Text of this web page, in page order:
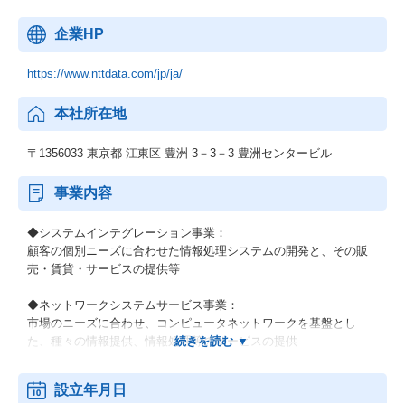
企業HP
https://www.nttdata.com/jp/ja/
本社所在地
〒1356033 東京都 江東区 豊洲 3－3－3 豊洲センタービル
事業内容
◆システムインテグレーション事業：
顧客の個別ニーズに合わせた情報処理システムの開発と、その販
売・賃貸・サービスの提供等
◆ネットワークシステムサービス事業：
市場のニーズに合わせ、コンピュータネットワークを基盤とし
た、種々の情報提供、情報処理等のサービスの提供
◆その他の事業：
顧客の経営上の問題点に係わる調査・分析、情報処理システムの
設立年月日